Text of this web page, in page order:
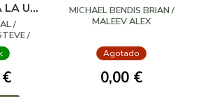
LA UN
/
/
MICHAEL BENDIS BRIAN /
MALEEV ALEX
Agotado
0,00 €